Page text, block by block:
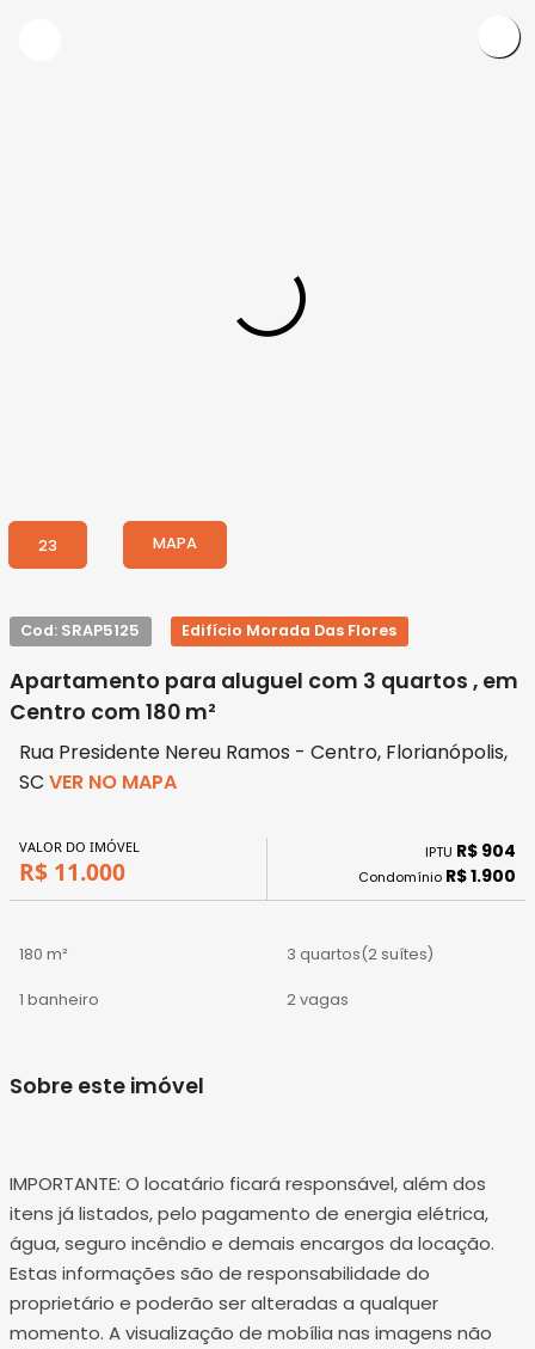
23 MAPA
Cod: SRAP5125 Edifício Morada Das Flores
Apartamento para aluguel com 3 quartos , em
Centro com 180 m²
Rua Presidente Nereu Ramos - Centro, Florianópolis,
SC VER NO MAPA
VALOR DO IMÓVEL
R$ 11.000
IPTU R$ 904
Condomínio R$ 1.900
180 m² 3 quartos(2 suítes)
1 banheiro 2 vagas
Sobre este imóvel
IMPORTANTE: O locatário ficará responsável, além dos
itens já listados, pelo pagamento de energia elétrica,
água, seguro incêndio e demais encargos da locação.
Estas informações são de responsabilidade do
proprietário e poderão ser alteradas a qualquer
momento. A visualização de mobília nas imagens não